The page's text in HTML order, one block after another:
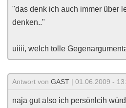
"das denk ich auch immer über
denken.."
uiiii, welch tolle
Antwort von GAST | 01.06.2009 -
naja gut also ich persönlcih